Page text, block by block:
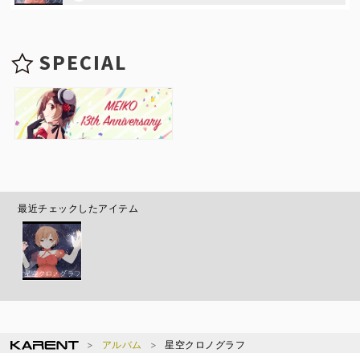
SPECIAL
最近チェックしたアイテム
アルバム 星空クロノグラフ